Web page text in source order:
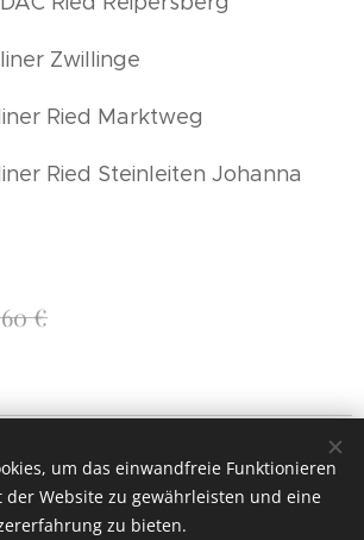
Zwillinge
Ried Marktweg
Ried Steinleiten Johanna
€
Cookies
um das einwandfreie Funktionieren
Website zu gewährleisten und eine
zu bieten.